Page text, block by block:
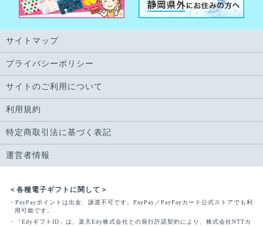
サイトマップ
プライバシーポリシー
サイトのご利用について
利用規約
特定商取引法に基づく表記
運営者情報
＜各種電子ギフトに関して＞
・PayPayポイントは出金、譲渡不可です。PayPay／PayPayカード公式ストアでも利
用可能です。
・「EdyギフトID」は、楽天Edy株式会社との発行許諾契約により、株式会社NTTカ